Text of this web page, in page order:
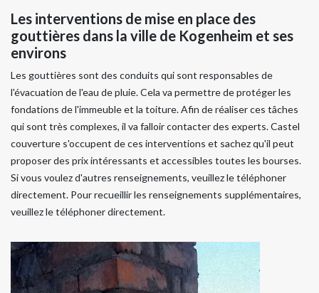
Les interventions de mise en place des
gouttières dans la ville de Kogenheim et ses
environs
Les gouttières sont des conduits qui sont responsables de
l'évacuation de l'eau de pluie. Cela va permettre de protéger les
fondations de l'immeuble et la toiture. Afin de réaliser ces tâches
qui sont très complexes, il va falloir contacter des experts. Castel
couverture s'occupent de ces interventions et sachez qu'il peut
proposer des prix intéressants et accessibles toutes les bourses.
Si vous voulez d'autres renseignements, veuillez le téléphoner
directement. Pour recueillir les renseignements supplémentaires,
veuillez le téléphoner directement.